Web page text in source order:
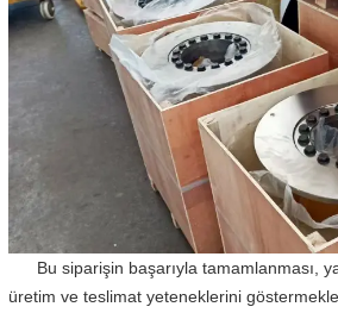
Bu siparişin başarıyla tamamlanması,
üretim ve teslimat yeteneklerini